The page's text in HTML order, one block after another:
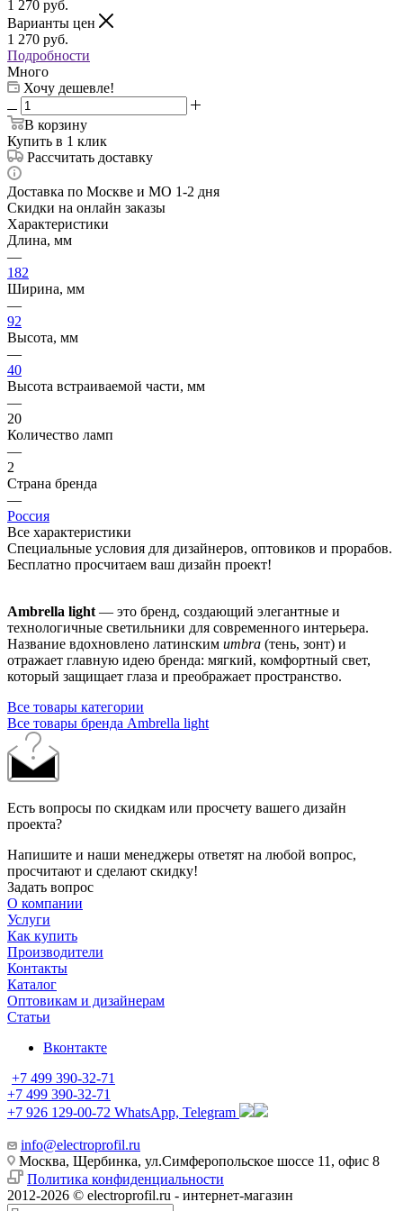
1 270 руб.
Варианты цен
1 270 руб.
Подробности
Много
Хочу дешевле!
В корзину
Купить в 1 клик
Рассчитать доставку
Доставка по Москве и МО 1-2 дня
Скидки на онлайн заказы
Характеристики
Длина, мм
—
182
Ширина, мм
—
92
Высота, мм
—
40
Высота встраиваемой части, мм
—
20
Количество ламп
—
2
Страна бренда
—
Россия
Все характеристики
Специальные условия для дизайнеров, оптовиков и прорабов.
Бесплатно просчитаем ваш дизайн проект!
Ambrella light — это бренд, создающий элегантные и
технологичные светильники для современного интерьера.
Название вдохновлено латинским umbra (тень, зонт) и
отражает главную идею бренда: мягкий, комфортный свет,
который защищает глаза и преображает пространство.
Все товары категории
Все товары бренда Ambrella light
Есть вопросы по скидкам или просчету вашего дизайн
проекта?
Напишите и наши менеджеры ответят на любой вопрос,
просчитают и сделают скидку!
Задать вопрос
О компании
Услуги
Как купить
Производители
Контакты
Каталог
Оптовикам и дизайнерам
Статьи
Вконтакте
+7 499 390-32-71
+7 499 390-32-71
+7 926 129-00-72 WhatsApp, Telegram
info@electroprofil.ru
Москва, Щербинка, ул.Симферопольское шоссе 11, офис 8
Политика конфиденциальности
2012-2026 © electroprofil.ru - интернет-магазин